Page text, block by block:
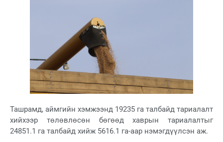
Ташрамд, аймгийн хэмжээнд 19235 га талбайд тариалалт
хийхээр төлөвлөсөн бөгөөд хаврын тариалалтыг
24851.1 га талбайд хийж 5616.1 га-аар нэмэгдүүлсэн аж.